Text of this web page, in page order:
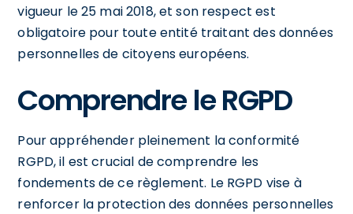
vigueur le 25 mai 2018, et son respect est
obligatoire pour toute entité traitant des données
personnelles de citoyens européens.
Comprendre le RGPD
Pour appréhender pleinement la conformité
RGPD, il est crucial de comprendre les
fondements de ce règlement. Le RGPD vise à
renforcer la protection des données personnelles